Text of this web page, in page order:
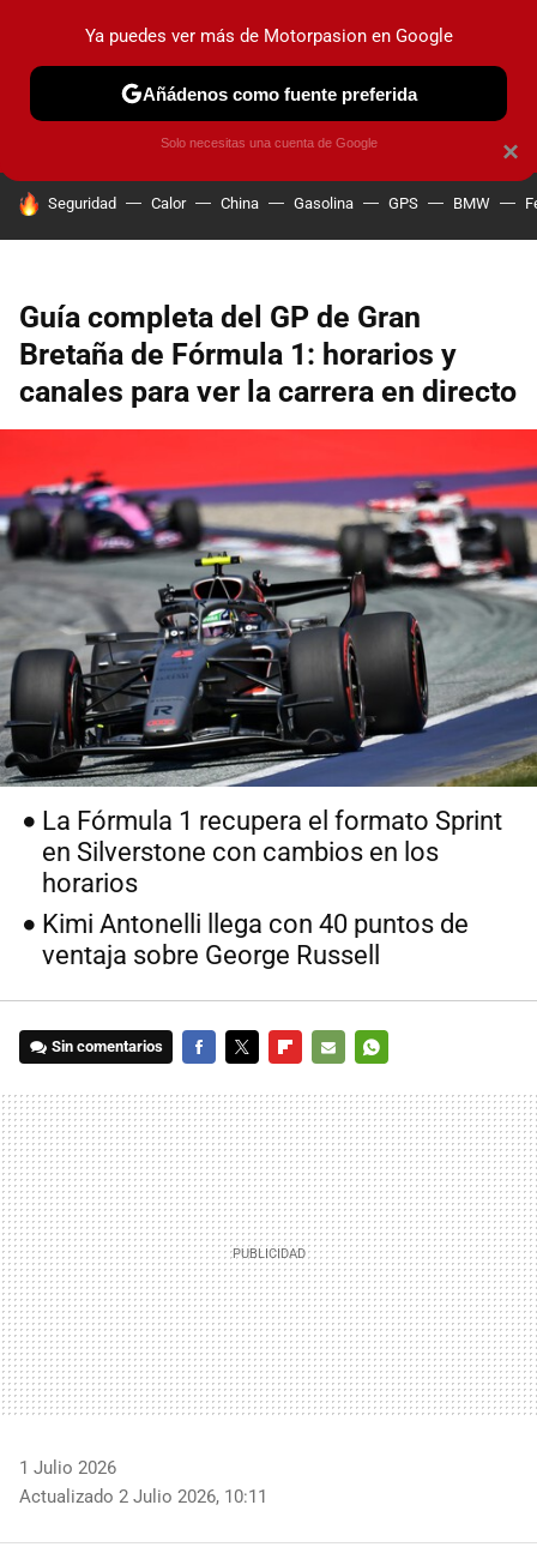
PRUEBAS COCHES ELÉCTRICOS OBSERVATORIO
HOY SE HABLA DE
Seguridad Calor China Gasolina GPS BMW
Guía completa del GP de Gran
Bretaña de Fórmula 1: horarios y
canales para ver la carrera en directo
La Fórmula 1 recupera el formato Sprint
en Silverstone con cambios en los
horarios
Kimi Antonelli llega con 40 puntos de
ventaja sobre George Russell
Sin comentarios
MAIL
1 Julio 2026
Actualizado 2 Julio 2026, 10:11
×
Ya puedes ver más de Motorpasion en Google
Añádenos como fuente preferida
Solo necesitas una cuenta de Google